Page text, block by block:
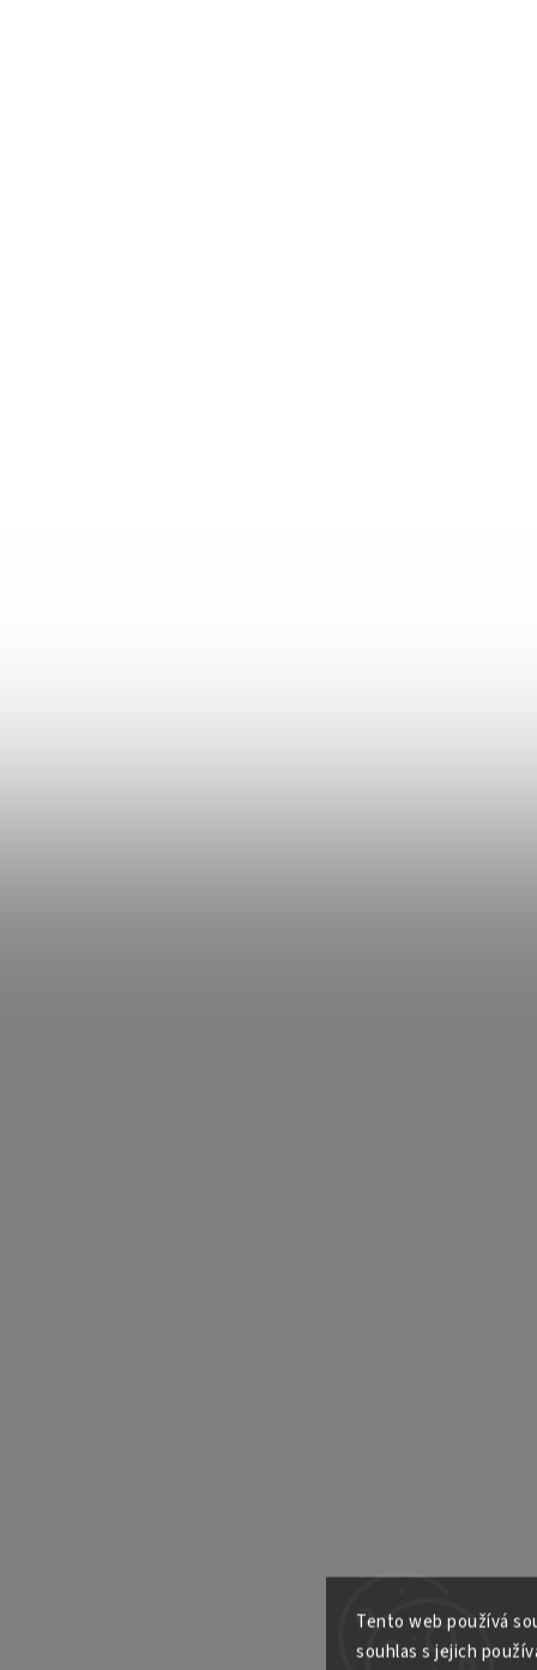
Tento web používá
souhlas s jejich